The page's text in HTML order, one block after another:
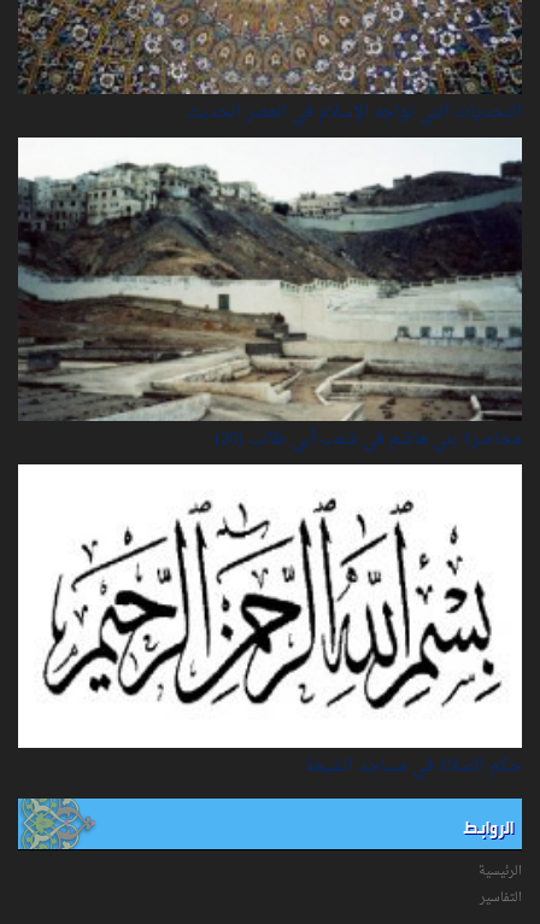
التحديات التي تواجه الإسلام في العصر الحديث
محاصرة بني هاشم في شعب أبي طالب (20)
حكم الصلاة في مساجد الشيعة
الروابط
الرئيسية
التفاسیر